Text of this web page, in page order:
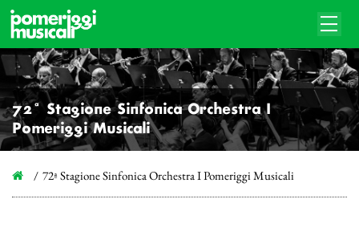
72ª Stagione Sinfonica Orchestra I
Pomeriggi Musicali
72ª Stagione Sinfonica Orchestra I Pomeriggi Musicali